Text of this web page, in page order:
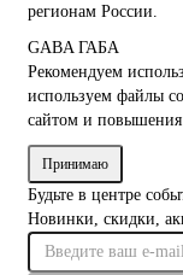
регионам России.
GABA ГАБА
Рекомендуем
используем файлы
сайтом и повышения
Принимаю
Будьте в центре
Новинки, скидки,